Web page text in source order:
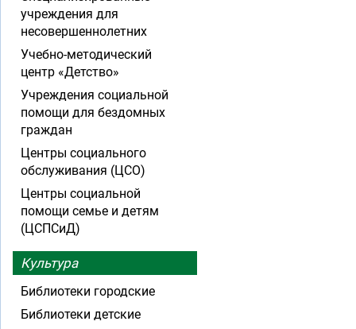
учреждения для
несовершеннолетних
Учебно-методический
центр «Детство»
Учреждения социальной
помощи для бездомных
граждан
Центры социального
обслуживания (ЦСО)
Центры социальной
помощи семье и детям
(ЦСПСиД)
Культура
Библиотеки городские
Библиотеки детские